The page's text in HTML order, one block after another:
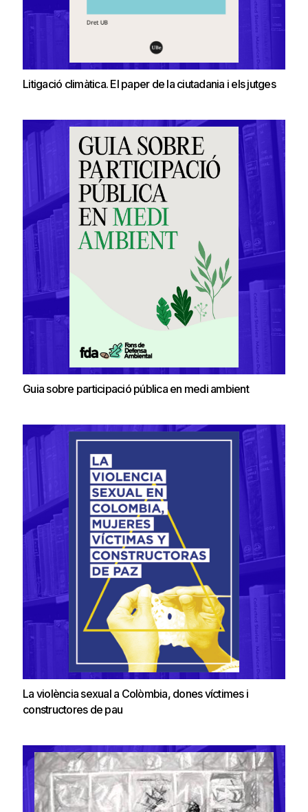
Litigació climàtica. El paper de la ciutadania i els jutges
Guia sobre participació pública en medi ambient
La violència sexual a Colòmbia, dones víctimes i
constructores de pau